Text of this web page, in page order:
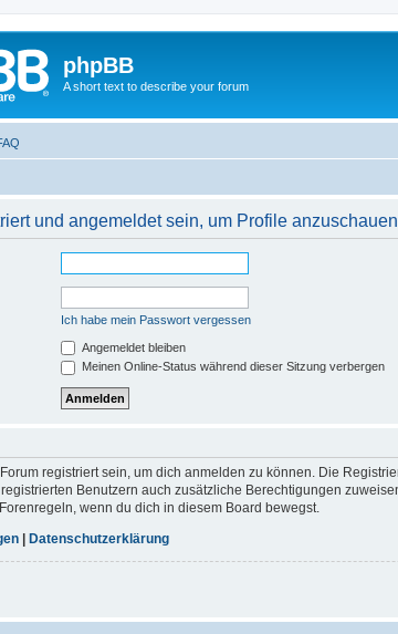
phpBB
A short text to describe your forum
und angemeldet sein, um Profile
Ich habe mein Passwort vergessen
Angemeldet bleiben
Meinen Online-Status während dieser Sitzung verbergen
registriert sein, um dich anmelden zu können. Die
Benutzern auch zusätzliche Berechtigungen
wenn du dich in diesem Board bewegst.
Datenschutzerklärung